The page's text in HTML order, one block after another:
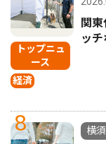
トップニュ
ース
経済
関
ッ
8
横